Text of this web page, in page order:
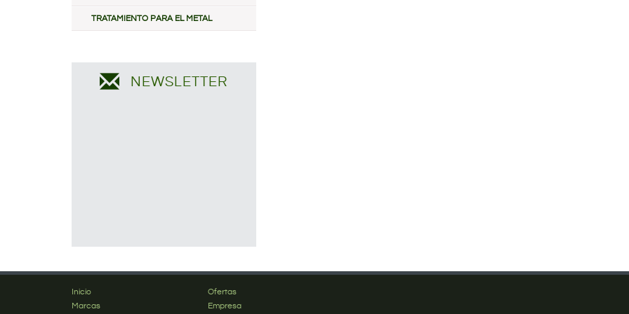
TRATAMIENTO PARA EL METAL
NEWSLETTER
Inicio
Ofertas
Marcas
Empresa